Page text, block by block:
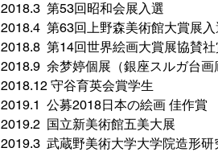
2018.3 第53回昭和会展入選
2018.4 第63回上野森美術館大賞展入
2018.8 第14回世界絵画大賞展協賛社
2018.9 余梦婷個展（銀座スルガ台画
2018.12 守谷育英会賞学生
2019.1 公募2018日本の絵画 佳作賞
2019.2 国立新美術館五美大展
2019.3 武蔵野美術大学大学院造形